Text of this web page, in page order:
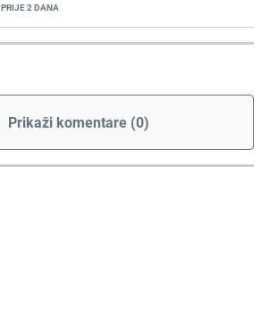
PRIJE 2 DANA
Prikaži komentare (0)